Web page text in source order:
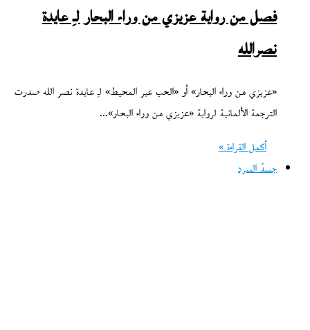
فصل من رواية عزيزي من وراء البحار لـِ عايدة
نصرالله
«عزيزي من وراء البحار» أو «الحب عبر المحيط» لـِ عايدة نصر الله صدرت
الترجمة الألمانية لرواية «عزيزي من وراء البحار»…
أكمل القراءة »
جسدُ السرد